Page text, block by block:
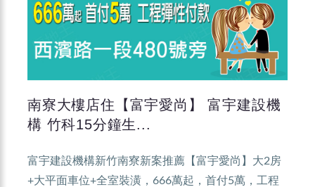
南寮大樓店住【富宇愛尚】 富宇建設機
構 竹科15分鐘生...
富宇建設機構新竹南寮新案推薦【富宇愛尚】大2房
+大平面車位+全室裝潢，666萬起，首付5萬，工程